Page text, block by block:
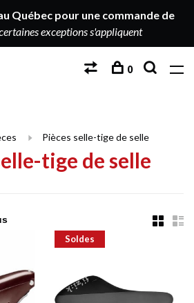
Québec pour une commande de
exceptions s'appliquent
0
Pièces selle-tige de selle
tige de selle
Soldes